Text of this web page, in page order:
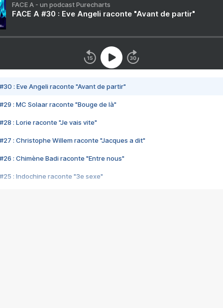
FACE A - un podcast Purecharts
FACE A #30 : Eve Angeli raconte "Avant de partir"
#30 : Eve Angeli raconte "Avant de partir"
#29 : MC Solaar raconte "Bouge de là"
#28 : Lorie raconte "Je vais vite"
#27 : Christophe Willem raconte "Jacques a dit"
#26 : Chimène Badi raconte "Entre nous"
#25 : Indochine raconte "3e sexe"